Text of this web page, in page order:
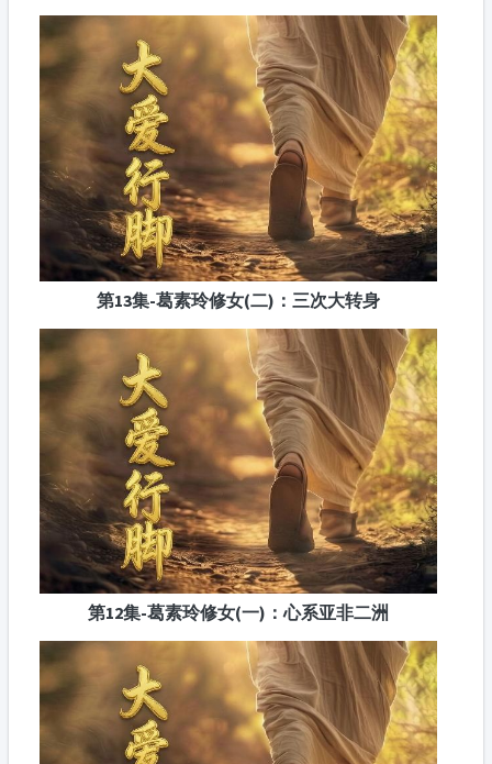
第13集-葛素玲修女(二)：三次大转身
第12集-葛素玲修女(一)：心系亚非二洲